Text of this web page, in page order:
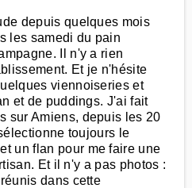
depuis quelques mois
les samedi du pain
Il n'y a rien
Et je n'hésite
viennoiseries et
et de puddings. J'ai fait
sur Amiens, depuis les 20
toujours le
un flan pour me faire une
Et il n'y a pas photos :
dans cette